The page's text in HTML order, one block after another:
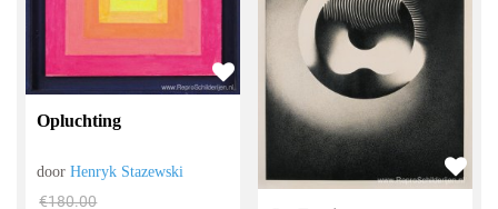
Opluchting
doorHenryk Stazewski
€180.00